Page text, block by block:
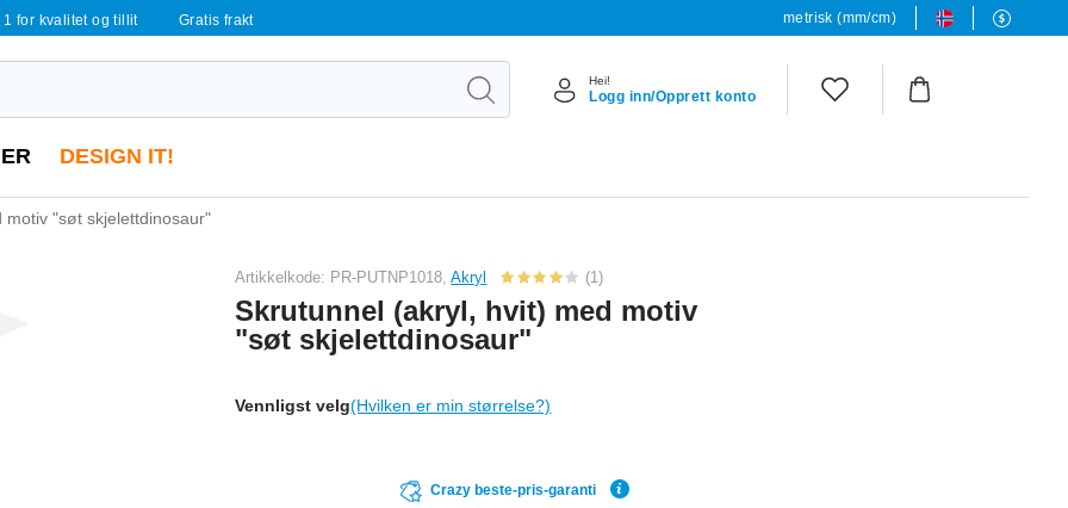
1 for kvalitet og tillit Gratis frakt metrisk (mm/cm)
Hei!
Logg inn/Opprett konto
DESIGN IT!
motiv "søt skjelettdinosaur"
Artikkelkode: PR-PUTNP1018,Akryl (1)
Skrutunnel (akryl, hvit) med motiv
"søt skjelettdinosaur"
Vennligst velg(Hvilken er min størrelse?)
Crazy beste-pris-garanti